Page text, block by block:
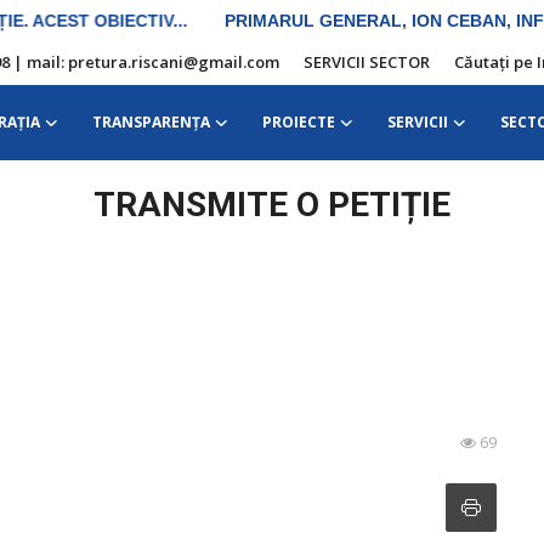
| mail: pretura.riscani@gmail.com SERVICII SECTOR Căutați pe
TRANSPARENȚA PROIECTE SERVICII
TRANSMITE O PETIȚIE
69